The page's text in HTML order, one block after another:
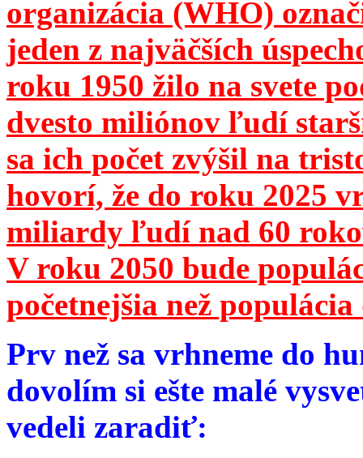
organizácia (WHO)
jeden z najväčších
roku 1950 žilo na svete
dvesto miliónov ľudí
sa ich počet zvýšil na
hovorí, že do roku 2025
miliardy ľudí nad 60
V roku 2050 bude
početnejšia než
Prv než sa vrhneme do
dovolím si ešte malé
vedeli zaradiť: